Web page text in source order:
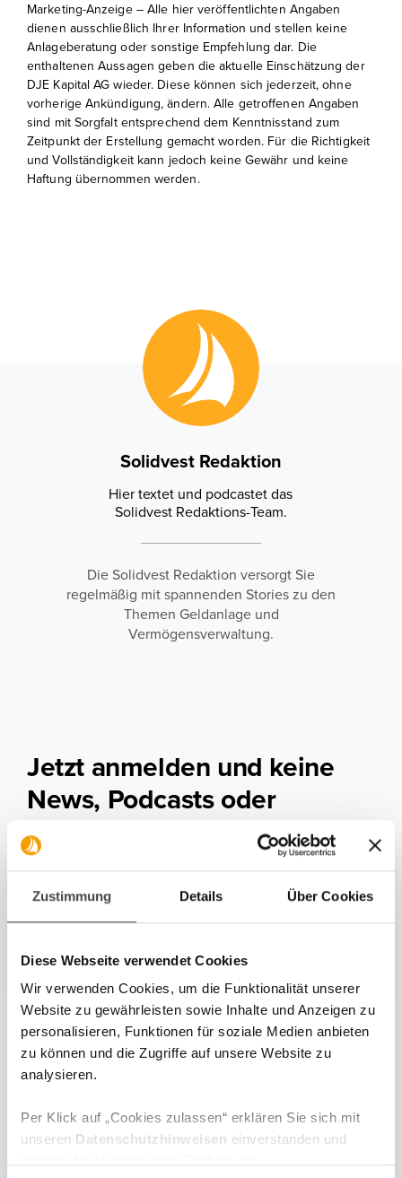
Zustimmung Details Über Cookies
Diese Webseite verwendet Cookies
Wir verwenden Cookies, um die Funktionalität unserer
Website zu gewährleisten sowie Inhalte und Anzeigen zu
personalisieren, Funktionen für soziale Medien anbieten
zu können und die Zugriffe auf unsere Website zu
analysieren.
Per Klick auf „Cookies zulassen“ erklären Sie sich mit
unseren Datenschutzhinweisen einverstanden und
Marketing-Anzeige – Alle hier veröffentlichten Angaben
dienen ausschließlich Ihrer Information und stellen keine
Anlageberatung oder sonstige Empfehlung dar. Die
enthaltenen Aussagen geben die aktuelle Einschätzung der
DJE Kapital AG wieder. Diese können sich jederzeit, ohne
vorherige Ankündigung, ändern. Alle getroffenen Angaben
sind mit Sorgfalt entsprechend dem Kenntnisstand zum
Zeitpunkt der Erstellung gemacht worden. Für die Richtigkeit
und Vollständigkeit kann jedoch keine Gewähr und keine
Haftung übernommen werden.
Solidvest Redaktion
Hier textet und podcastet das
Solidvest Redaktions-Team.
Die Solidvest Redaktion versorgt Sie
regelmäßig mit spannenden Stories zu den
Themen Geldanlage und
Vermögensverwaltung.
Jetzt anmelden und keine
News, Podcasts oder
Marktberichte mehr
verpassen.
unserem Blog